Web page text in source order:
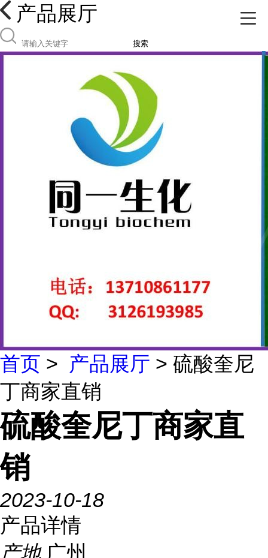
产品展厅
搜索
首页 > 产品展厅 > 硫酸奎尼
丁商家直销
硫酸奎尼丁商家直
销
2023-10-18
产品详情
产地 广州